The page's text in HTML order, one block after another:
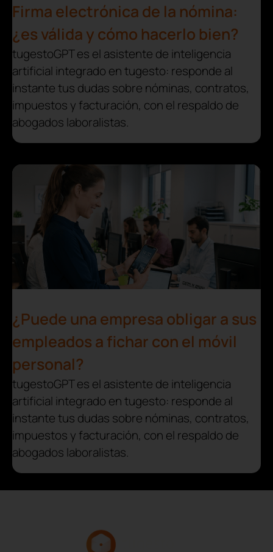
Firma electrónica de la nómina:
¿es válida y cómo hacerlo bien?
tugestoGPT es el asistente de inteligencia
artificial integrado en tugesto: responde al
instante tus dudas sobre nóminas, contratos,
impuestos y facturación, con el respaldo de
abogados laboralistas.
¿Puede una empresa obligar a sus
empleados a fichar con el móvil
personal?
tugestoGPT es el asistente de inteligencia
artificial integrado en tugesto: responde al
instante tus dudas sobre nóminas, contratos,
impuestos y facturación, con el respaldo de
abogados laboralistas.